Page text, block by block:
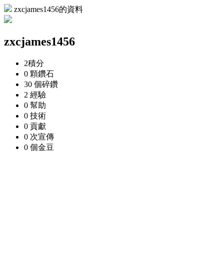
zxcjames1456的資料
zxcjames1456
2積分
0 顆鑽石
30 個碎鑽
2 經驗
0 幫助
0 技術
0 貢獻
0 次宣傳
0 個金豆